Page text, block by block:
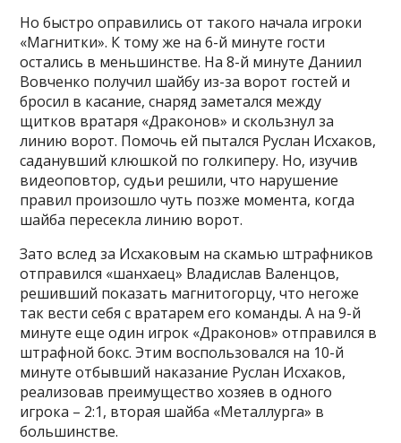
Но быстро оправились от такого начала игроки
«Магнитки». К тому же на 6-й минуте гости
остались в меньшинстве. На 8-й минуте Даниил
Вовченко получил шайбу из-за ворот гостей и
бросил в касание, снаряд заметался между
щитков вратаря «Драконов» и скользнул за
линию ворот. Помочь ей пытался Руслан Исхаков,
саданувший клюшкой по голкиперу. Но, изучив
видеоповтор, судьи решили, что нарушение
правил произошло чуть позже момента, когда
шайба пересекла линию ворот.
Зато вслед за Исхаковым на скамью штрафников
отправился «шанхаец» Владислав Валенцов,
решивший показать магнитогорцу, что негоже
так вести себя с вратарем его команды. А на 9-й
минуте еще один игрок «Драконов» отправился в
штрафной бокс. Этим воспользовался на 10-й
минуте отбывший наказание Руслан Исхаков,
реализовав преимущество хозяев в одного
игрока – 2:1, вторая шайба «Металлурга» в
большинстве.